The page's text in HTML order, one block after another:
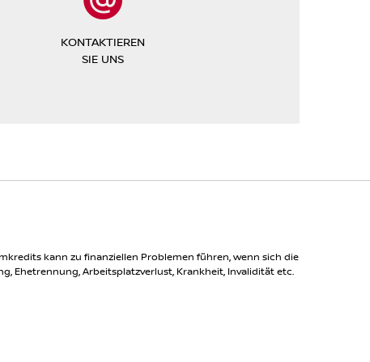
KONTAKTIEREN
SIE UNS
kann zu finanziellen Problemen führen, wenn sich die
Ehetrennung, Arbeitsplatzverlust, Krankheit, Invalidität etc.